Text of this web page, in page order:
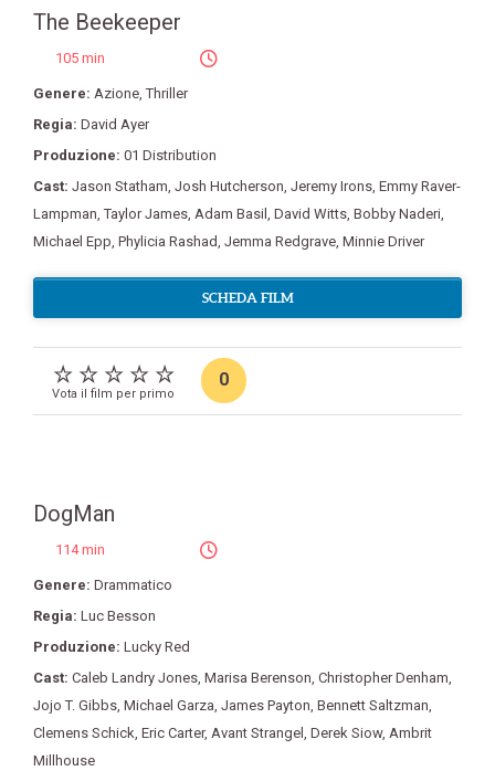
The Beekeeper
105 min
Genere: Azione,Thriller
Regia: David Ayer
Produzione: 01 Distribution
Cast: Jason Statham, Josh Hutcherson, Jeremy Irons, Emmy Raver-
Lampman,Taylor James, Adam Basil , David Witts, Bobby Naderi,
Michael Epp, Phylicia Rashad, Jemma Redgrave, Minnie Driver
SCHEDA FILM
Vota il film per primo
0
DogMan
114 min
Genere: Drammatico
Regia: Luc Besson
Produzione: Lucky Red
Cast: Caleb Landry Jones, Marisa Berenson, Christopher Denham,
Jojo T. Gibbs, Michael Garza, James Payton, Bennett Saltzman,
Clemens Schick, Eric Carter, Avant Strangel , Derek Siow, Ambrit
Millhouse